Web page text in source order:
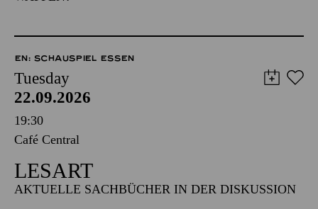
EN: SCHAUSPIEL ESSEN
Tuesday
22.09.2026
19:30
Café Central
LESART
AKTUELLE SACHBÜCHER IN DER DISKUSSION